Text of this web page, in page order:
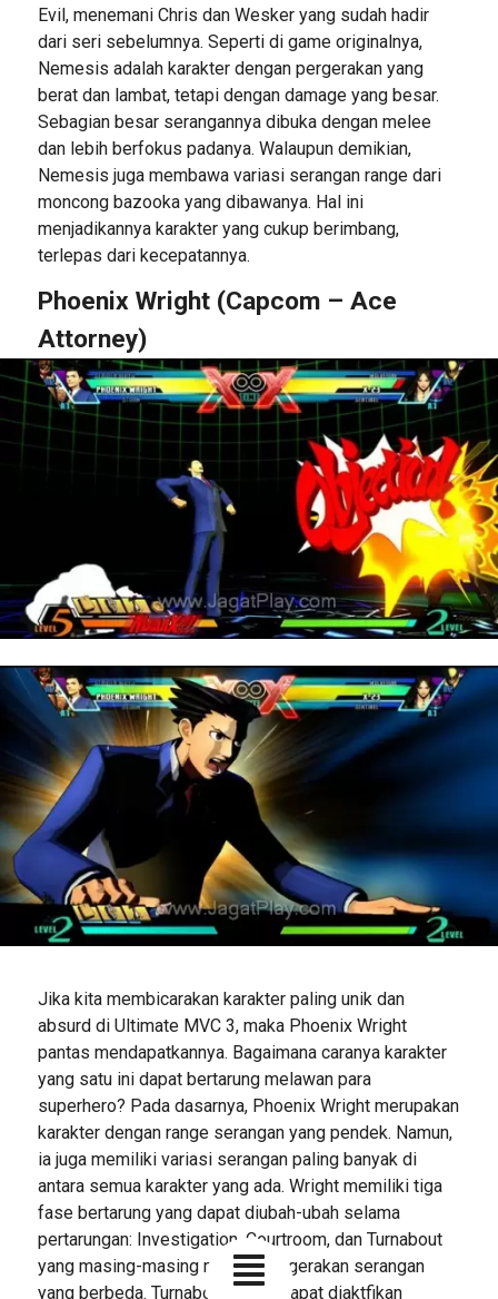
Evil, menemani Chris dan Wesker yang sudah hadir
dari seri sebelumnya. Seperti di game originalnya,
Nemesis adalah karakter dengan pergerakan yang
berat dan lambat, tetapi dengan damage yang besar.
Sebagian besar serangannya dibuka dengan melee
dan lebih berfokus padanya. Walaupun demikian,
Nemesis juga membawa variasi serangan range dari
moncong bazooka yang dibawanya. Hal ini
menjadikannya karakter yang cukup berimbang,
terlepas dari kecepatannya.
Phoenix Wright (Capcom – Ace
Attorney)
Jika kita membicarakan karakter paling unik dan
absurd di Ultimate MVC 3, maka Phoenix Wright
pantas mendapatkannya. Bagaimana caranya karakter
yang satu ini dapat bertarung melawan para
superhero? Pada dasarnya, Phoenix Wright merupakan
karakter dengan range serangan yang pendek. Namun,
ia juga memiliki variasi serangan paling banyak di
antara semua karakter yang ada. Wright memiliki tiga
fase bertarung yang dapat diubah-ubah selama
pertarungan: Investigation, Courtroom, dan Turnabout
yang masing-masing membawa gerakan serangan
yang berbeda. Turnabout mode dapat diaktfikan